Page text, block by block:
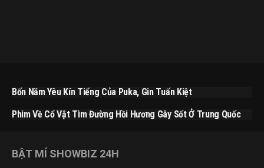
Bốn Năm Yêu Kín Tiếng Của Puka, Gin Tuấn Kiệt
Phim Về Cổ Vật Tìm Đường Hồi Hương Gây Sốt Ở Trung Quốc
BẬT MÍ SHOWBIZ 24H